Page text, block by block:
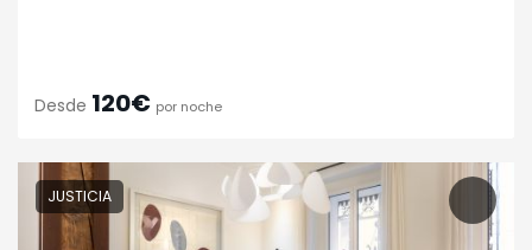
Desde 120€ por noche
JUSTICIA